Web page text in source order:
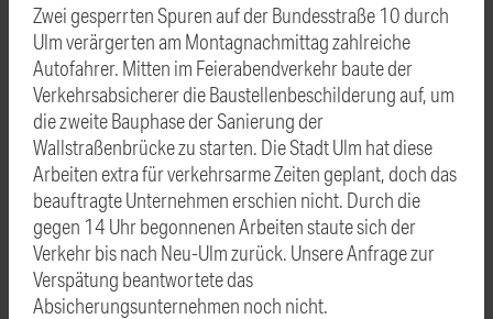
Zwei gesperrten Spuren auf der Bundesstraße 10 durch
Ulm verärgerten am Montagnachmittag zahlreiche
Autofahrer. Mitten im Feierabendverkehr baute der
Verkehrsabsicherer die Baustellenbeschilderung auf, um
die zweite Bauphase der Sanierung der
Wallstraßenbrücke zu starten. Die Stadt Ulm hat diese
Arbeiten extra für verkehrsarme Zeiten geplant, doch das
beauftragte Unternehmen erschien nicht. Durch die
gegen 14 Uhr begonnenen Arbeiten staute sich der
Verkehr bis nach Neu-Ulm zurück. Unsere Anfrage zur
Verspätung beantwortete das
Absicherungsunternehmen noch nicht.